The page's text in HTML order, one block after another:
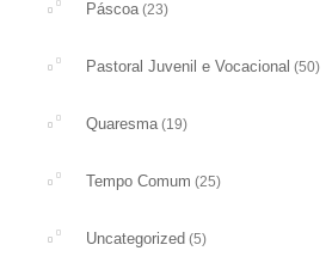
Páscoa(23)
Pastoral Juvenil e Vocacional (50)
Quaresma(19)
Tempo Comum (25)
Uncategorized (5)